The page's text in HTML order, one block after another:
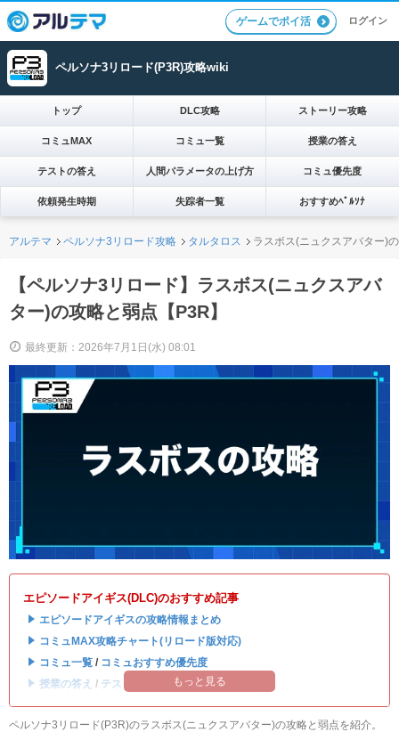
ゲームでポイ活 ログイン
ペルソナ3リロード(P3R)攻略wiki
トップ DLC攻略 ストーリー攻略
コミュMAX コミュ一覧 授業の答え
テストの答え 人間パラメータの上げ方 コミュ優先度
依頼発生時期 失踪者一覧 おすすめﾍﾟﾙｿﾅ
アルテマ ペルソナ3リロード攻略 タルタロス ラスボス(ニュクスアバター)
【ペルソナ3リロード】ラスボス(ニュクスアバ
ター)の攻略と弱点【P3R】
最終更新：2026年7月1日(水) 08:01
エピソードアイギス(DLC)のおすすめ記事
・ エピソードアイギスの攻略情報まとめ
・ コミュMAX攻略チャート(リロード版対応)
・ コミュ一覧 / コミュおすすめ優先度
・ 授業の答え / テストの答え もっと見る
ペルソナ3リロード(P3R)のラスボス(ニュクスアバター)の攻略と弱点を紹介。